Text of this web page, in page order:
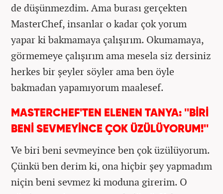
de düşünmezdim. Ama burası gerçekten
MasterChef, insanlar o kadar çok yorum
yapar ki bakmamaya çalışırım. Okumamaya,
görmemeye çalışırım ama mesela siz dersiniz
herkes bir şeyler söyler ama ben öyle
bakmadan yapamıyorum maalesef.
MASTERCHEF'TEN ELENEN TANYA: ''BİRİ
BENİ SEVMEYİNCE ÇOK ÜZÜLÜYORUM!''
Ve biri beni sevmeyince ben çok üzülüyorum.
Çünkü ben derim ki, ona hiçbir şey yapmadım
niçin beni sevmez ki moduna girerim. O